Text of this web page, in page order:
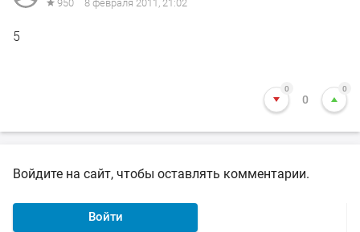
950 8 февраля 2011, 21:02
5
0
0
0
Войдите на сайт, чтобы оставлять комментарии.
Войти